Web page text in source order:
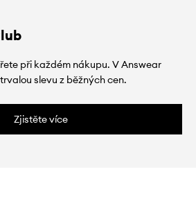
při každém nákupu. V Answear
trvalou slevu z běžných cen.
Zjistěte více